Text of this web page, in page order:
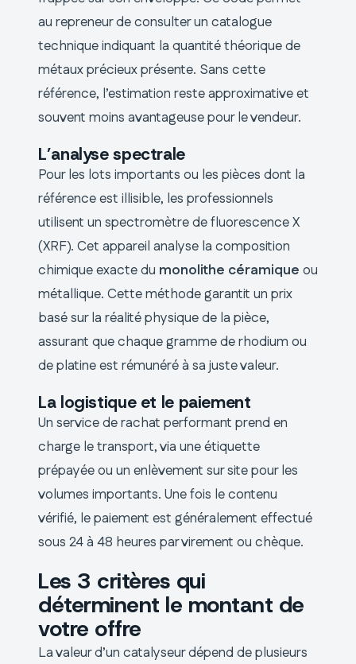
au repreneur de consulter un catalogue
technique indiquant la quantité théorique de
métaux précieux présente. Sans cette
référence, l’estimation reste approximative et
souvent moins avantageuse pour le vendeur.
L’analyse spectrale
Pour les lots importants ou les pièces dont la
référence est illisible, les professionnels
utilisent un spectromètre de fluorescence X
(XRF). Cet appareil analyse la composition
chimique exacte du monolithe céramique ou
métallique. Cette méthode garantit un prix
basé sur la réalité physique de la pièce,
assurant que chaque gramme de rhodium ou
de platine est rémunéré à sa juste valeur.
La logistique et le paiement
Un service de rachat performant prend en
charge le transport, via une étiquette
prépayée ou un enlèvement sur site pour les
volumes importants. Une fois le contenu
vérifié, le paiement est généralement effectué
sous 24 à 48 heures par virement ou chèque.
Les 3 critères qui
déterminent le montant de
votre offre
La valeur d’un catalyseur dépend de plusieurs